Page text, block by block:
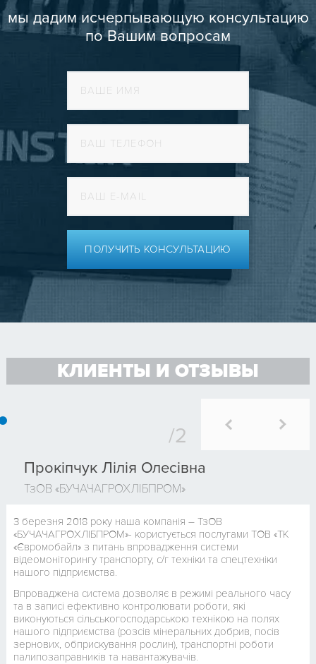
мы дадим исчерпывающую консультацию
по Вашим вопросам
ПОЛУЧИТЬ КОНСУЛЬТАЦИЮ
КЛИЕНТЫ И ОТЗЫВЫ
Прокіпчук Лілія Олесівна
ТзОВ «БУЧАЧАГРОХЛІБПРОМ»
З березня 2018 року наша компанія – ТзОВ
«БУЧАЧАГРОХЛІБПРОМ»- користується послугами ТОВ «ТК
«Євромобайл» з питань впровадження системи
відеомоніторингу транспорту, с/г техніки та спецтехніки
нашого підприємства.
Впроваджена система дозволяє в режимі реального часу
та в записі ефективно контролювати роботи, які
виконуються сільськогосподарською технікою на полях
нашого підприємства (розсів мінеральних добрив, посів
зернових, обприскування рослин), транспортні роботи
палипозаправників та навантажувачів.